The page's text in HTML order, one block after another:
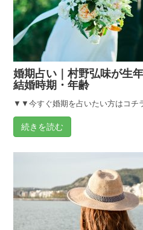
う
あ
な
の
結
婚
婚期占い｜村野弘味が生
結婚時期・年齢
▼▼今すぐ婚期を占いたい方はコ
続きを読む